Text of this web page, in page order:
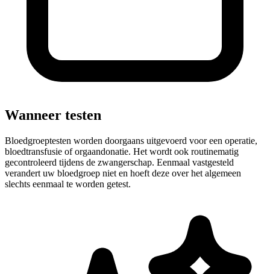
Wanneer testen
Bloedgroeptesten worden doorgaans uitgevoerd voor een operatie,
bloedtransfusie of orgaandonatie. Het wordt ook routinematig
gecontroleerd tijdens de zwangerschap. Eenmaal vastgesteld
verandert uw bloedgroep niet en hoeft deze over het algemeen
slechts eenmaal te worden getest.